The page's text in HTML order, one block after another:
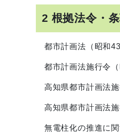
2 根拠法令・
都市計画法（昭和43
都市計画法施行令（
高知県都市計画法施
高知県都市計画法施
無電柱化の推進に関